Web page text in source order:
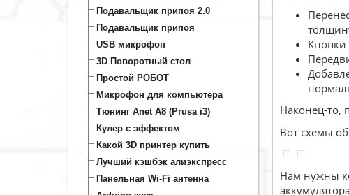
Подавальщик припоя 2.0
Подавальщик припоя
USB микрофон
3D Поворотный стол
Простой РОБОТ
Микрофон для компьютера
Тюнинг Anet A8 (Prusa i3)
Кулер с эффектом
Какой 3D принтер купить
Лучший кэшбэк алиэкспресс
Панельная Wi-Fi антенна
Кнопки
Наконец-то,
Вот схемы
Нам нужны